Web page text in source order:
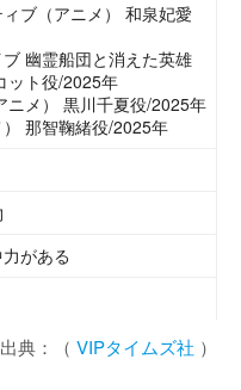
ブ（アニメ） 和泉妃愛
幽霊船団と消えた英雄
ット役/2025年
ニメ） 黒川千夏役/2025年
那智鞠緒役/2025年
がある
出典：（ VIPタイムズ社 ）